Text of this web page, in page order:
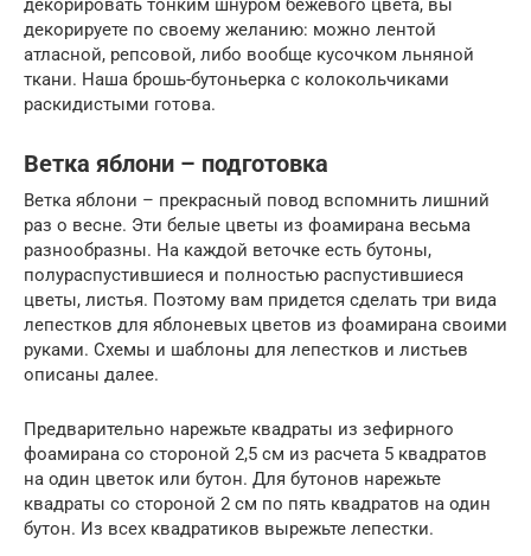
декорировать тонким шнуром бежевого цвета, вы
декорируете по своему желанию: можно лентой
атласной, репсовой, либо вообще кусочком льняной
ткани. Наша брошь-бутоньерка с колокольчиками
раскидистыми готова.
Ветка яблони – подготовка
Ветка яблони – прекрасный повод вспомнить лишний
раз о весне. Эти белые цветы из фоамирана весьма
разнообразны. На каждой веточке есть бутоны,
полураспустившиеся и полностью распустившиеся
цветы, листья. Поэтому вам придется сделать три вида
лепестков для яблоневых цветов из фоамирана своими
руками. Схемы и шаблоны для лепестков и листьев
описаны далее.
Предварительно нарежьте квадраты из зефирного
фоамирана со стороной 2,5 см из расчета 5 квадратов
на один цветок или бутон. Для бутонов нарежьте
квадраты со стороной 2 см по пять квадратов на один
бутон. Из всех квадратиков вырежьте лепестки.